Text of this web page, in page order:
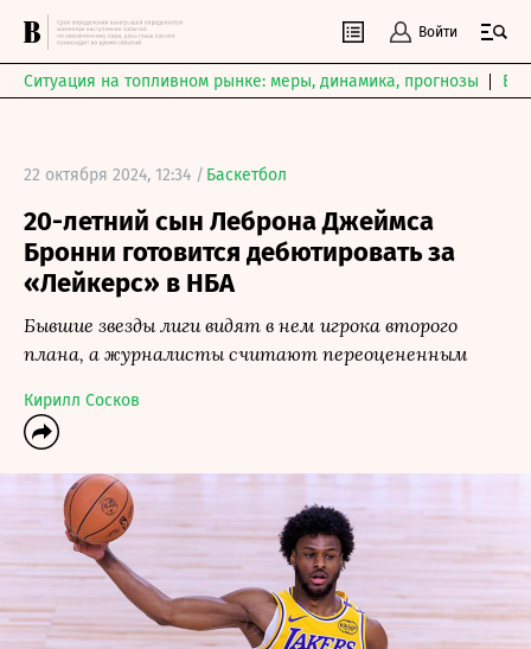
Войти
Ситуация на топливном рынке: меры, динамика, прогнозы
22 октября 2024, 12:34 / Баскетбол
20-летний сын Леброна Джеймса
Бронни готовится дебютировать за
«Лейкерс» в НБА
Бывшие звезды лиги видят в нем игрока второго
плана, а журналисты считают переоцененным
Кирилл Сосков